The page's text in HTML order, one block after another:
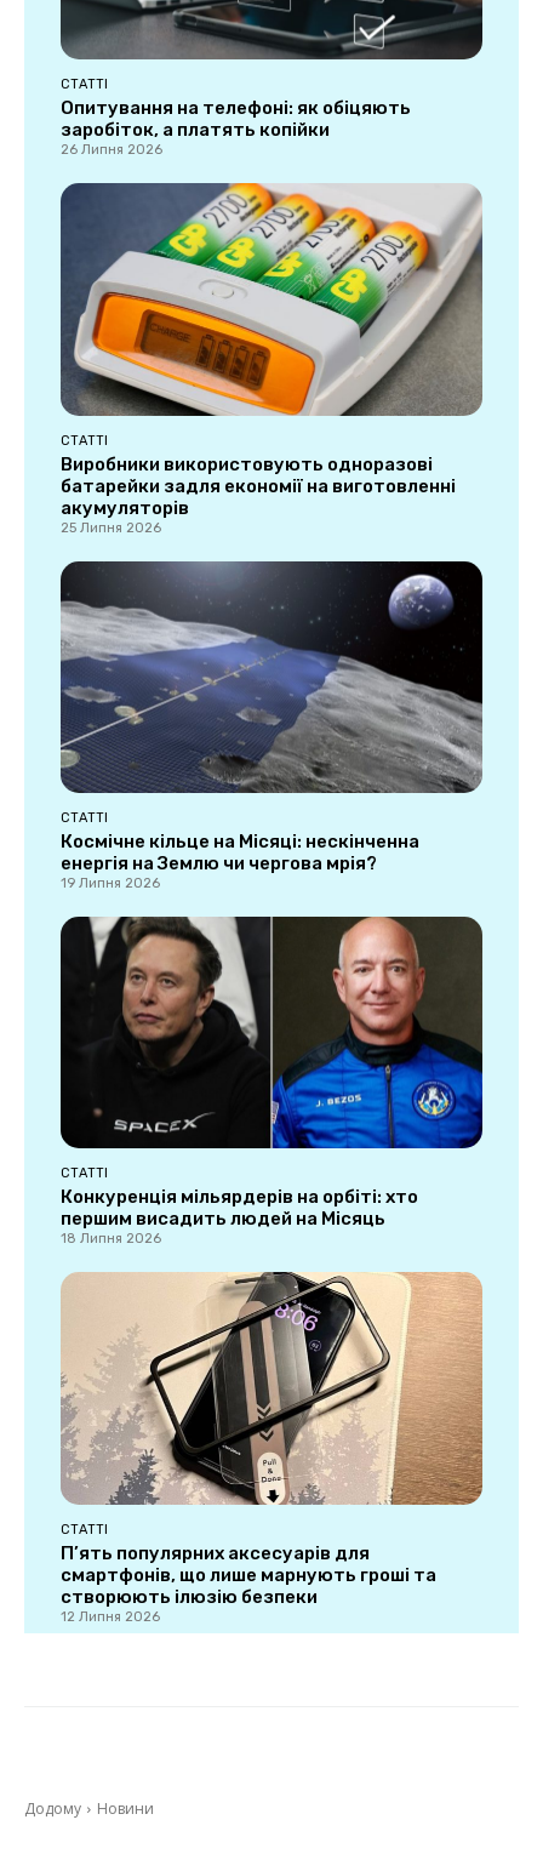
СТАТТІ
Опитування на телефоні: як обіцяють
заробіток, а платять копійки
26 Липня 2026
СТАТТІ
Виробники використовують одноразові
батарейки задля економії на виготовленні
акумуляторів
25 Липня 2026
СТАТТІ
Космічне кільце на Місяці: нескінченна
енергія на Землю чи чергова мрія?
19 Липня 2026
СТАТТІ
Конкуренція мільярдерів на орбіті: хто
першим висадить людей на Місяць
18 Липня 2026
СТАТТІ
П’ять популярних аксесуарів для
смартфонів, що лише марнують гроші та
створюють ілюзію безпеки
12 Липня 2026